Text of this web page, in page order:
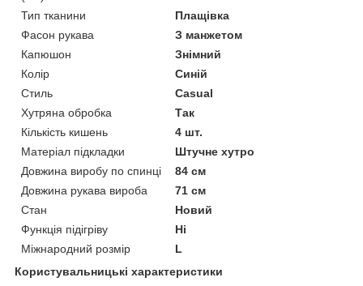
Тип тканини
Плащівка
Фасон рукава
З манжетом
Капюшон
Знімний
Колір
Синій
Стиль
Casual
Хутряна обробка
Так
Кількість кишень
4 шт.
Матеріал підкладки
Штучне хутро
Довжина виробу по спинці
84 см
Довжина рукава вироба
71 см
Стан
Новий
Функція підігріву
Ні
Міжнародний розмір
L
Користувальницькі характеристики